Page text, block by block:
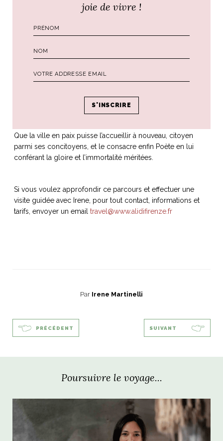
après leur victoire sur les rivales guelfes.
touchantes de toute la Divine
deuxième dalle que j’aime beaucoup, celle qui repose sur le
C’est par ces versets, un véritable testament spirituel, que
patrie, à cause des terribles vengeances, le divin florentin
continue à espérer que ce triste épilogue dû à son
Que la ville en paix puisse l’accueillir à nouveau, citoyen
parmi ses concitoyens, et le consacre enfin Poète en lui
conférant la gloire et l’immortalité méritées.
Si vous voulez approfondir ce parcours et effectuer une
visite guidée avec Irene, pour tout contact, informations et
tarifs, envoyer un email travel@www.alidifirenze.fr
Par Irene Martinelli
PRÉCÉDENT SUIVANT
Poursuivre le voyage...
joie de vivre !